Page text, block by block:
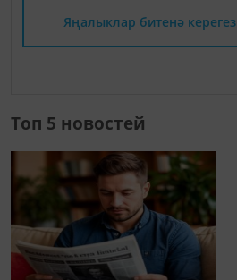
Яңалыклар битенә керегез
Топ 5 новостей